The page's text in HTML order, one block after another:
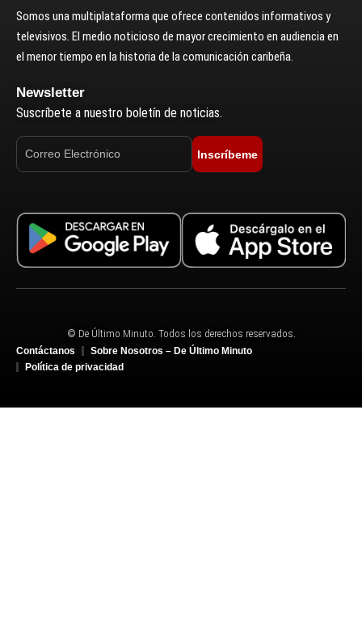
Somos una multiplataforma que ofrece contenidos informativos y
televisivos. El medio noticioso de mayor crecimiento en audiencia en
el menor tiempo en la historia de la comunicación caribeña.
Newsletter
Suscríbete a nuestro boletín de noticias.
Inscríbeme
© De Último Minuto. Todos los derechos reservados.
Contáctanos
Sobre Nosotros – De Último Minuto
Política de privacidad